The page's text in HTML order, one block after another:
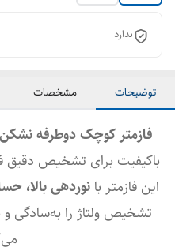
ندارد
توضیحات مشخصات
فازمتر کوچک دوطرفه نشکن SEFANLY
باکیفیت برای تشخیص دقیق
این فازمتر با نوردهی بالا،
تشخیص ولتاژ را به‌سادگی و